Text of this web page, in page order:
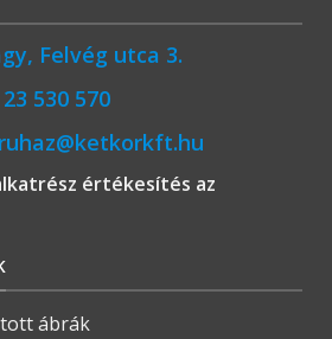
Felvég utca 3.
530 570
értékesítés az
ábrák